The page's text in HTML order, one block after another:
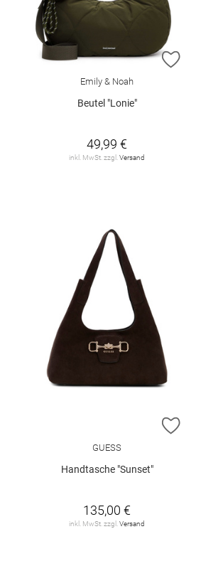
ZUR WUNSCHLISTE HINZUFÜGEN ZUR
Emily & Noah
Beutel "Lonie"
49,99 €
inkl. MwSt. zzgl.Versand
ZUR
GUESS
Handtasche "Sunset"
135,00 €
inkl. MwSt. zzgl.Versand